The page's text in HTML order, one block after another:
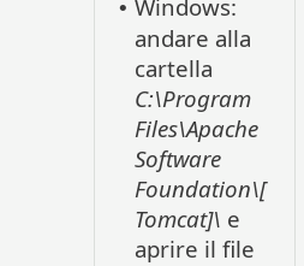
• Windows:
andare alla
cartella
C:\Program
Files\Apache
Software
Foundation\[
Tomcat]\ e
aprire il file